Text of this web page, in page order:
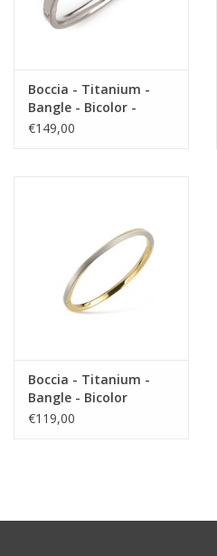
Boccia - Titanium -
Bangle - Bicolor -
Diamant
€149,00
Boccia - Titanium -
Bangle - Bicolor
€119,00